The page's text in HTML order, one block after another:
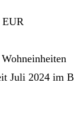
EUR
Juli 2024 im